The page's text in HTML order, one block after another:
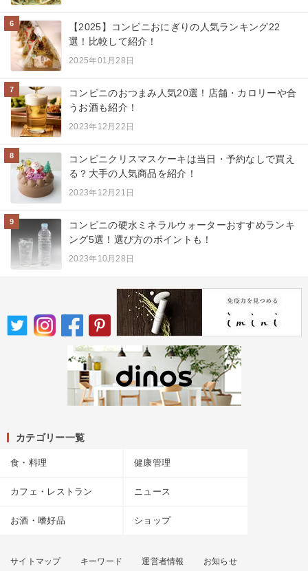
6
【2025】コンビニおにぎりの人気ランキング22
選！比較して紹介！
2025年01月28日
7
コンビニのおつまみ人気20選！店舗・カロリーや合
うお酒も紹介！
2023年12月22日
8
コンビニクリスマスケーキは当日・予約なしで買え
る？大手の人気商品を紹介！
2023年12月21日
9
コンビニの硬水ミネラルウォーターおすすめランキ
ング5選！選び方のポイントも！
2023年10月28日
カテゴリー一覧
食・料理 健康管理
カフェ・レストラン ニュース
お酒・嗜好品 ショップ
サイトマップ キーワード 運営者情報 お知らせ